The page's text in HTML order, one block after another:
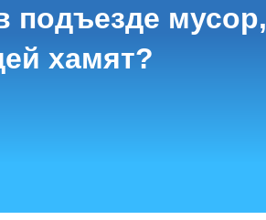
подъезде мусор,
хамят?